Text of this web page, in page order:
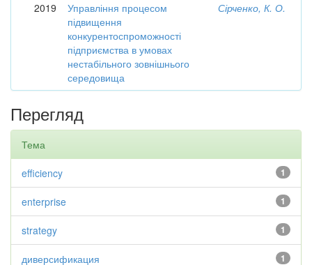
2019
Управління процесом
підвищення
конкурентоспроможності
підприємства в умовах
нестабільного зовнішнього
середовища
Сірченко, К. О.
Перегляд
Тема
1
efficiency
1
enterprise
1
strategy
1
диверсификация